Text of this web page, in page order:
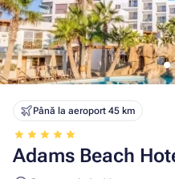
Până la aeroport 45 km
Adams Beach